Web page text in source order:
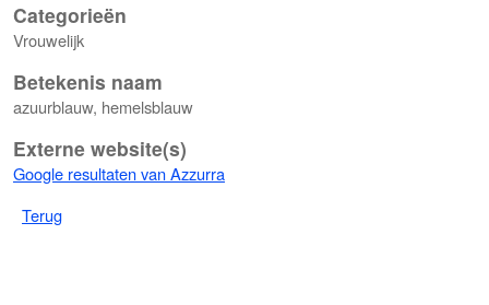
Categorieën
Vrouwelijk
Betekenis naam
azuurblauw, hemelsblauw
Externe website(s)
Google resultaten van Azzurra
Terug